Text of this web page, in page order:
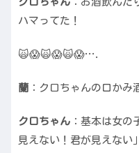
ハマってた！
🙀😱🙀😱🙀😱….
蘭 ：クロちゃんの口かみ
クロちゃん ：基本は女の
見えない！君が見えない